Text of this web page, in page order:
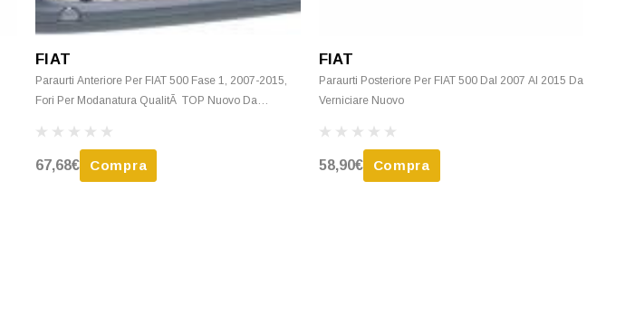
FIAT
Paraurti Anteriore Per FIAT 500 Fase 1, 2007-2015,
Fori Per Modanatura QualitÃ TOP Nuovo Da
67,68€ Compra
FIAT
Paraurti Posteriore Per FIAT 500 Dal 2007 Al 2015 Da
Verniciare Nuovo
58,90€ Compra